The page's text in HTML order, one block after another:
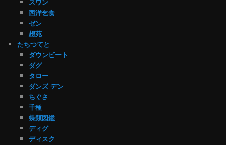
西洋乞食
ゼン
想苑
たちつてと
ダウンビート
ダグ
タロー
ダンズ デン
ちぐさ
千種
蝶類図鑑
ディグ
ディスク